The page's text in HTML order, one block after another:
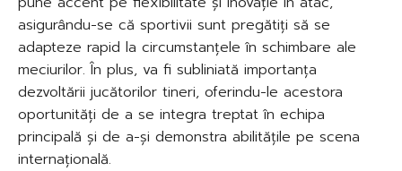
asigurându-se că sportivii sunt pregătiți să se
adapteze rapid la circumstanțele în schimbare ale
meciurilor. În plus, va fi subliniată importanța
dezvoltării jucătorilor tineri, oferindu-le acestora
oportunități de a se integra treptat în echipa
principală și de a-și demonstra abilitățile pe scena
internațională.